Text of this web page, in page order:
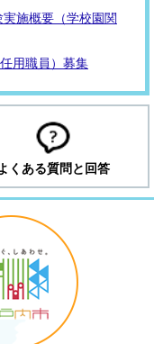
施概要（学校園関
用職員）募集
くある質問と回答